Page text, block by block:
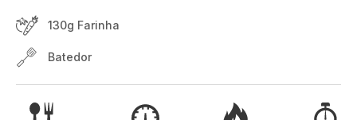
130g Farinha
Batedor